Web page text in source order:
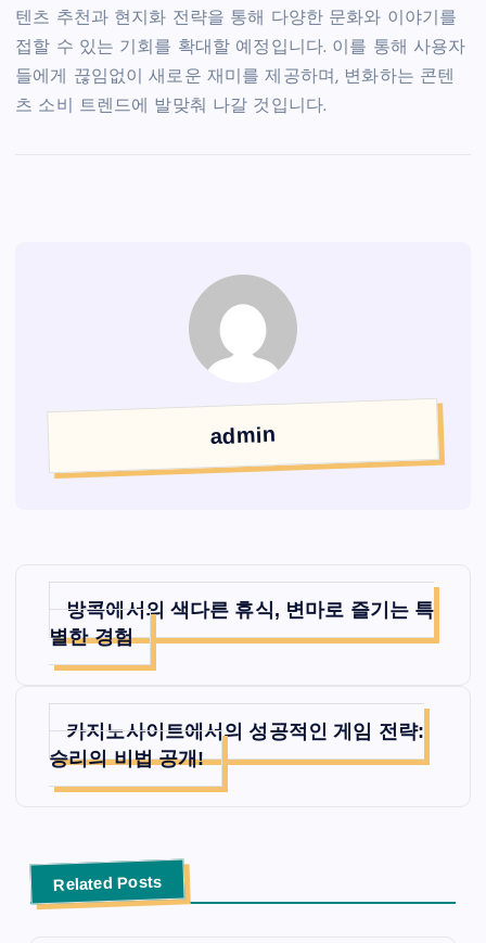
텐츠 추천과 현지화 전략을 통해 다양한 문화와 이야기를
접할 수 있는 기회를 확대할 예정입니다. 이를 통해 사용자
들에게 끊임없이 새로운 재미를 제공하며, 변화하는 콘텐
츠 소비 트렌드에 발맞춰 나갈 것입니다.
admin
탐
색
방콕에서의 색다른 휴식, 변마로 즐기는 특
별한 경험
카지노사이트에서의 성공적인 게임 전략:
승리의 비법 공개!
Related Posts